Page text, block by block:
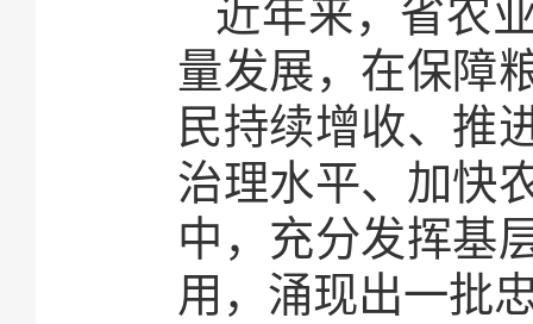
近年来，省农
量发展，在保障
民持续增收、推
治理水平、加快
中，充分发挥基
用，涌现出一批